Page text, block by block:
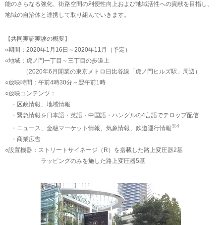
能のさらなる強化、街路空間の利便性向上および地域活性への貢献を目指し、
地域の自治体と連携して取り組んでいきます。
【共同実証実験の概要】
○期間：2020年1月16日～2020年11月（予定）
○地域：虎ノ門一丁目～三丁目の歩道上
（2020年6月開業の東京メトロ日比谷線「虎ノ門ヒルズ駅」周辺）
○放映時間：午前4時30分～翌午前1時
○放映コンテンツ：
・区政情報、地域情報
・緊急情報を日本語・英語・中国語・ハングルの4言語でテロップ配信
・ニュース、金融マーケット情報、気象情報、鉄道運行情報※4
・商業広告
○設置機器：ストリートサイネージ（R）を搭載した路上変圧器2基
ラッピングのみを施した路上変圧器5基